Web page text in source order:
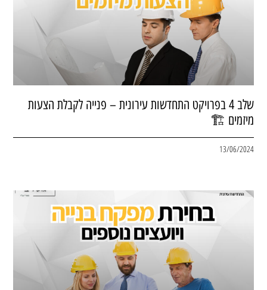
שלב 4 בפרויקט התחדשות עירונית – פנייה לקבלת הצעות
מיזמים 🏗
13/06/2024